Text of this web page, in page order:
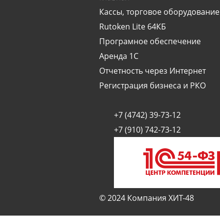
информации позволят
это, в свою очередь, снизит
Применение программы
формирования документации
законодательства.
Серверная лицензия
Аппаратные (USB)
Лицензия на сервер (USB)
Кассы, торговое
Rutoken Lite 64КБ
Програмное обеспечение
Аренда 1С
Отчетность через Интернет
Регистрация бизнеса и РКО
+7 (4742) 39-73-12
+7 (910) 742-73-12
© 2024 Компания ХИТ-48